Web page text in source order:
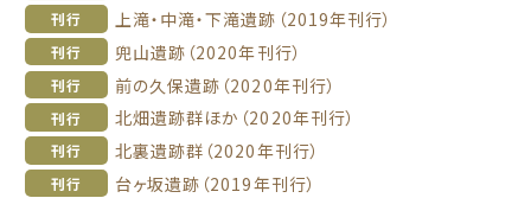
刊行 上滝・中滝・下滝遺跡（2019年刊行）
刊行 兜山遺跡（2020年刊行）
刊行 前の久保遺跡（2020年刊行）
刊行 北畑遺跡群ほか（2020年刊行）
刊行 北裏遺跡群（2020年刊行）
刊行 台ヶ坂遺跡（2019年刊行）